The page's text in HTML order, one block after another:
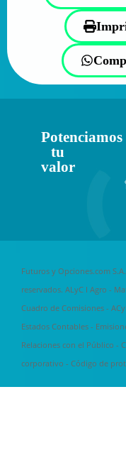
Potenciamos
tu
valor
Futuros y Opciones.com
reservados. ALyC I Agro -
Cuadro de Comisiones -
Estados Contables -
Relaciones con el Público -
corporativo - Código de